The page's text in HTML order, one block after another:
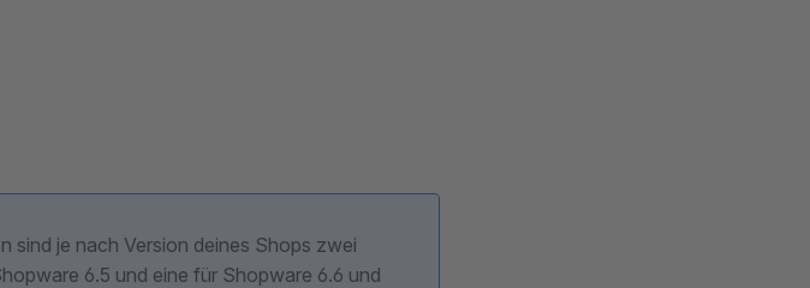
sind je nach Version deines Shops zwei
6.5 und eine für Shopware 6.6 und